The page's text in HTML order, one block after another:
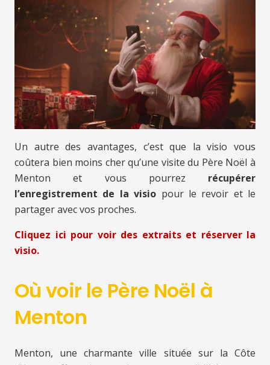
Un autre des avantages, c’est que la visio vous
coûtera bien moins cher qu’une visite du Père Noël à
Menton et vous pourrez récupérer
l’enregistrement de la visio pour le revoir et le
partager avec vos proches.
Cliquez ici pour voir des extraits et réserver la
visio.
Où voir le Père Noël à
Menton
Menton, une charmante ville située sur la Côte